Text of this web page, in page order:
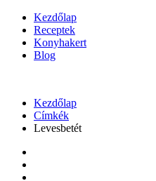
Kezdőlap
Receptek
Konyhakert
Blog
Kezdőlap
Címkék
Levesbetét